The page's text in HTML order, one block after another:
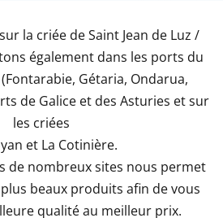
la criée de Saint Jean de Luz /
également dans les ports du
Gétaria, Ondarua,
de Galice et des Asturies et sur
les criées
et La Cotinière.
de nombreux sites nous permet
beaux produits afin de vous
qualité au meilleur prix.